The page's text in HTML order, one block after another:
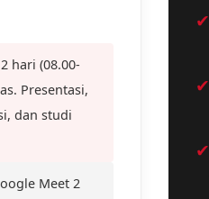
hari (08.00-
Presentasi,
dan studi
Meet 2
✔
✔
✔